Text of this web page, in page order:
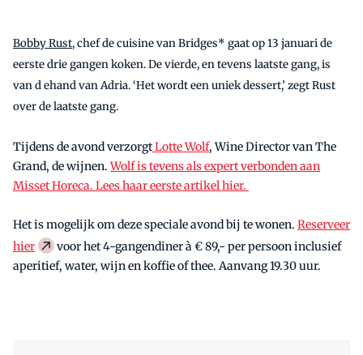
Bobby Rust, chef de cuisine van Bridges* gaat op 13 januari de
eerste drie gangen koken. De vierde, en tevens laatste gang, is
van d ehand van Adria. ‘Het wordt een uniek dessert,’ zegt Rust
over de laatste gang.
Tijdens de avond verzorgtLotte Wolf, Wine Director van The
Grand, de wijnen.Wolf is tevens als expert verbonden aan
Misset Horeca. Lees haar eerste artikel hier.
Het is mogelijk om deze speciale avond bij te wonen. Reserveer
hier
voor het 4-gangendiner à € 89,- per persoon inclusief
aperitief, water, wijn en koffie of thee. Aanvang 19.30 uur.